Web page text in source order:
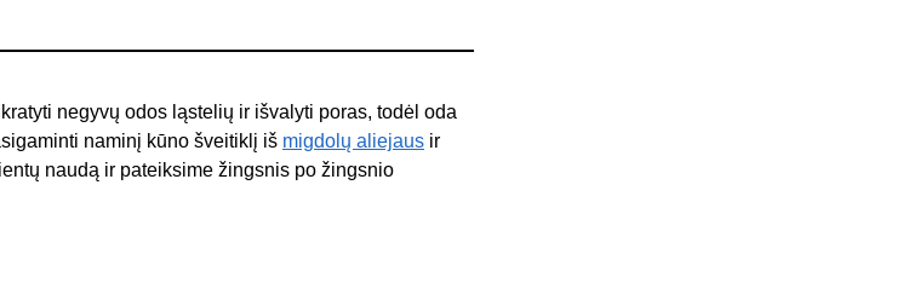
negyvų odos ląstelių ir išvalyti poras, todėl oda
naminį kūno šveitiklį iš migdolų aliejaus ir
naudą ir pateiksime žingsnis po žingsnio